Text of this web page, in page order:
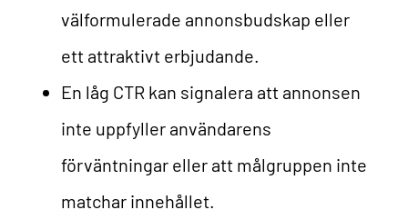
välformulerade annonsbudskap eller
ett attraktivt erbjudande.
En låg CTR kan signalera att annonsen
inte uppfyller användarens
förväntningar eller att målgruppen inte
matchar innehållet.